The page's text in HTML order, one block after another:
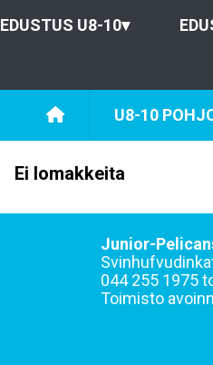
EDUSTUS U8-10▾
U8-10
Ei lomakkeita
Junior-
044 255 1975
Toimisto